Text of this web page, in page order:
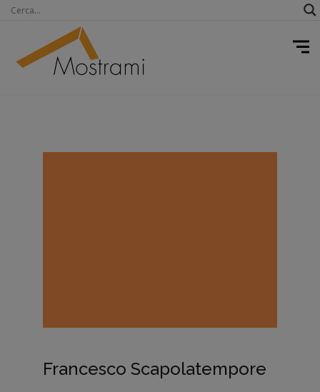
Francesco Scapolatempore